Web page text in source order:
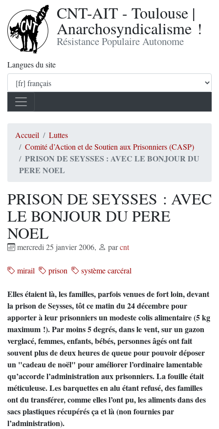
CNT-AIT - Toulouse |
Anarchosyndicalisme !
Résistance Populaire Autonome
Langues du site
Accueil
Luttes
Comité d’Action et de Soutien aux Prisonniers (CASP)
PRISON DE SEYSSES : AVEC LE BONJOUR DU
PERE NOEL
PRISON DE SEYSSES : AVEC
LE BONJOUR DU PERE
NOEL
mercredi 25 janvier 2006, parcnt
mirail prison système carcéral
Elles étaient là, les familles, parfois venues de fort loin, devant
la prison de Seysses, tôt ce matin du 24 décembre pour
apporter à leur prisonniers un modeste colis alimentaire (5 kg
maximum !). Par moins 5 degrés, dans le vent, sur un gazon
verglacé, femmes, enfants, bébés, personnes âgés ont fait
souvent plus de deux heures de queue pour pouvoir déposer
un "cadeau de noël" pour améliorer l’ordinaire lamentable
qu’accorde l’administration aux prisonniers. La fouille était
méticuleuse. Les barquettes en alu étant refusé, des familles
ont du transférer, comme elles l’ont pu, les aliments dans des
sacs plastiques récupérés ça et là (non fournies par
l’administration).